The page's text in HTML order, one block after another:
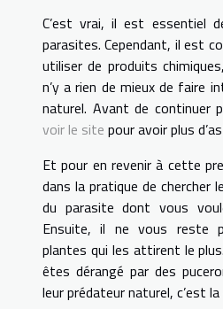
C’est vrai, il est essentiel
parasites. Cependant, il est
utiliser de produits
n’y a rien de mieux de faire
naturel. Avant de continuer
voir le site pour avoir plus
Et pour en revenir à cette
dans la pratique de chercher
du parasite dont vous
Ensuite, il ne vous reste
plantes qui les attirent le
êtes dérangé par des
leur prédateur naturel, c’est la